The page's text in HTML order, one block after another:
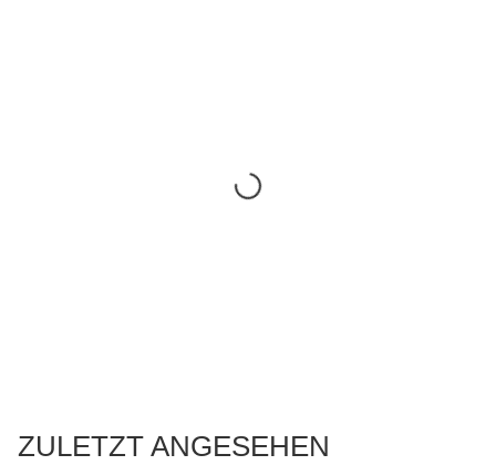
ZULETZT ANGESEHEN